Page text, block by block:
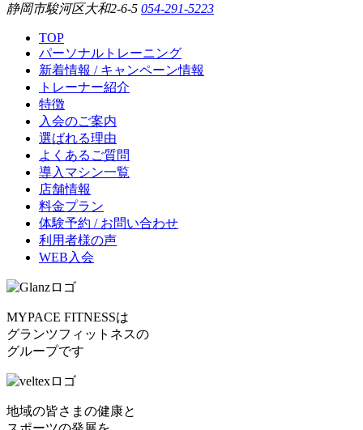
静岡市駿河区大和2-6-5 054-291-5223
TOP
パーソナルトレーニング
新着情報 / キャンペーン情報
トレーナー紹介
特徴
入会のご案内
選ばれる理由
よくあるご質問
導入マシン一覧
店舗情報
料金プラン
体験予約 / お問い合わせ
利用者様の声
WEB入会
MYPACE FITNESSは
グランツフィットネスの
グループです
地域の皆さまの健康と